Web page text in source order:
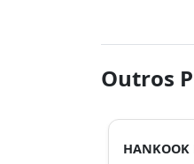
Outros
HANKOOK